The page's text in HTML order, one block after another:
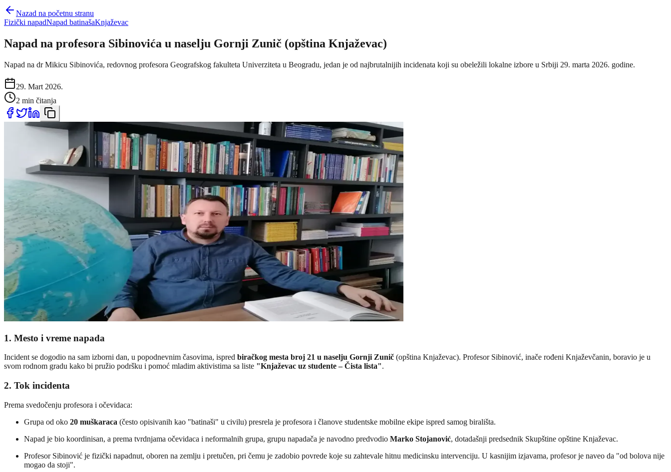
Nazad na početnu stranu
Fizički napadNapad batinašaKnjaževac
Napad na profesora Sibinovića u naselju Gornji Zunič (opština Knjaževac)
Napad na dr Mikicu Sibinovića, redovnog profesora Geografskog fakulteta Univerziteta u Beogradu, jedan je od najbrutalnijih incidenata koji su obeležili lokalne izbore u Srbiji 29. marta 2026. godine.
29. Mart 2026.
2 min čitanja
1. Mesto i vreme napada
Incident se dogodio na sam izborni dan, u popodnevnim časovima, ispred biračkog mesta broj 21 u naselju Gornji Zunič (opština Knjaževac). Profesor Sibinović, inače rođeni Knjaževčanin, boravio je u
svom rodnom gradu kako bi pružio podršku i pomoć mladim aktivistima sa liste "Knjaževac uz studente – Čista lista".
2. Tok incidenta
Prema svedočenju profesora i očevidaca:
Grupa od oko 20 muškaraca (često opisivanih kao "batinaši" u civilu) presrela je profesora i članove studentske mobilne ekipe ispred samog birališta.
Napad je bio koordinisan, a prema tvrdnjama očevidaca i neformalnih grupa, grupu napadača je navodno predvodio Marko Stojanović, dotadašnji predsednik Skupštine opštine Knjaževac.
Profesor Sibinović je fizički napadnut, oboren na zemlju i pretučen, pri čemu je zadobio povrede koje su zahtevale hitnu medicinsku intervenciju. U kasnijim izjavama, profesor je naveo da "od bolova nije
mogao da stoji".